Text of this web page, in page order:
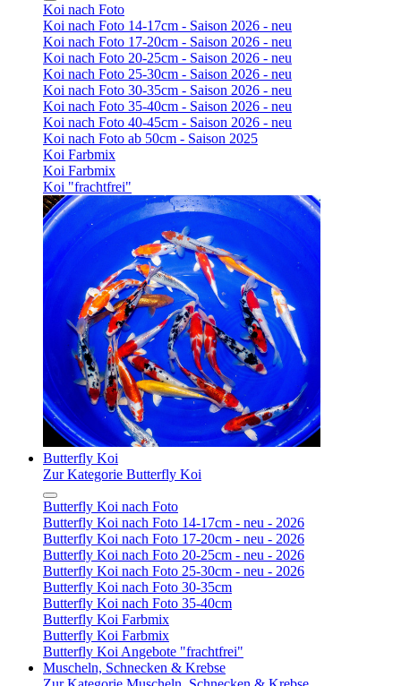
Koi nach Foto
Koi nach Foto 14-17cm - Saison 2026 - neu
Koi nach Foto 17-20cm - Saison 2026 - neu
Koi nach Foto 20-25cm - Saison 2026 - neu
Koi nach Foto 25-30cm - Saison 2026 - neu
Koi nach Foto 30-35cm - Saison 2026 - neu
Koi nach Foto 35-40cm - Saison 2026 - neu
Koi nach Foto 40-45cm - Saison 2026 - neu
Koi nach Foto ab 50cm - Saison 2025
Koi Farbmix
Koi Farbmix
Koi "frachtfrei"
Butterfly Koi
Zur Kategorie Butterfly Koi
Butterfly Koi nach Foto
Butterfly Koi nach Foto 14-17cm - neu - 2026
Butterfly Koi nach Foto 17-20cm - neu - 2026
Butterfly Koi nach Foto 20-25cm - neu - 2026
Butterfly Koi nach Foto 25-30cm - neu - 2026
Butterfly Koi nach Foto 30-35cm
Butterfly Koi nach Foto 35-40cm
Butterfly Koi Farbmix
Butterfly Koi Farbmix
Butterfly Koi Angebote "frachtfrei"
Muscheln, Schnecken & Krebse